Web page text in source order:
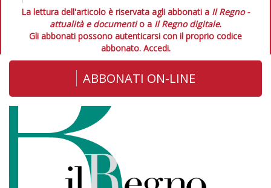
La lettura dell'articolo è riservata agli abbonati a Il Regno -
attualità e documentio a Il Regno digitale.
Gli abbonati possono autenticarsi con il proprio codice
abbonato. Accedi.
ABBONATI ON-LINE